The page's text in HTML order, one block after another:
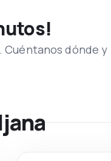
Cuéntanos dónde y